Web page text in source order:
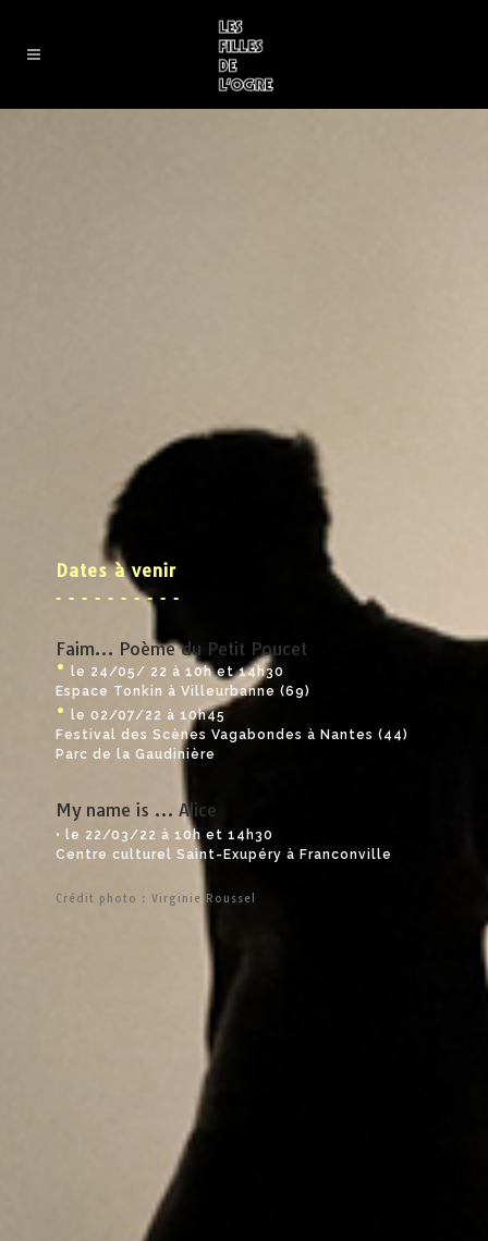
Dates à venir
‑ ‑ ‑ ‑ ‑ ‑ ‑ ‑ ‑ ‑
Faim… Poème du Petit Poucet
• le 24/05/ 22 à 10h et 14h30
Espace Tonkin à Villeurbanne (69)
• le 02/07/22 à 10h45
Festival des Scènes Vagabondes à Nantes (44)
Parc de la Gaudinière
My name is … Alice
• le 22/03/22 à 10h et 14h30
Centre culturel Saint-Exupéry à Franconville
Crédit photo : Virginie Roussel